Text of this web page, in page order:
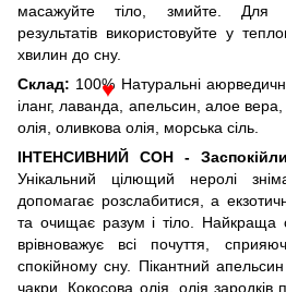
масажуйте тіло, змийте. Для
результатів використовуйте у
хвилин до сну.
Склад: 100% Натуральні
іланг, лаванда, апельсин, алое
олія, оливкова олія, морська сіль.
ІНТЕНСИВНИЙ СОН -
Унікальний цілющий неролі
допомагає розслабитися, а
та очищає разум і тіло. Найкраща
врівноважує всі почуття,
спокійному сну. Пікантний
чакри. Кокосова олія, олія зародків
♥